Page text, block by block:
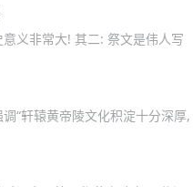
义非常大! 其二: 祭文是伟人写
“轩辕黄帝陵文化积淀十分深厚,